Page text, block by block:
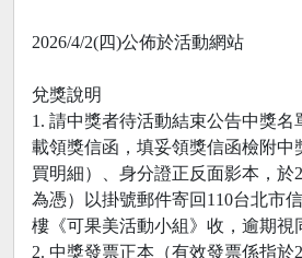
2026/4/2(四)公佈於活動網站
兌獎說明
1. 請中獎者待活動結束公告中獎
載領獎信函，填妥領獎信函檢附中
買明細）、身分證正反面影本，於
為憑）以掛號郵件寄回110台北市
樓《可果美活動小組》收，逾期視
2. 中獎發票正本（有效發票係指於